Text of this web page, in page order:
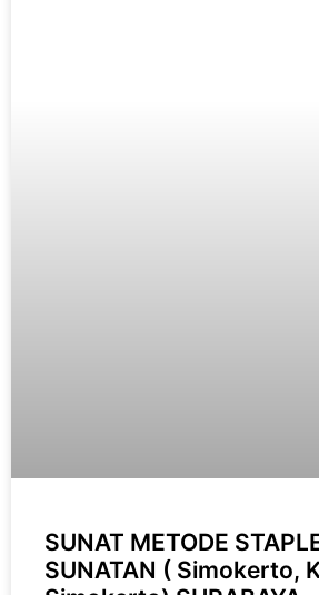
SUNAT METODE
SUNATAN ( Simokerto,